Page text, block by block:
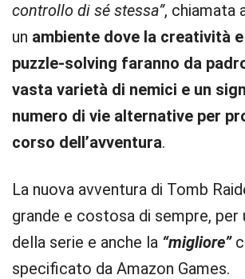
controllo di sé stessa”, chiamata
un ambiente dove la creatività
puzzle-solving faranno da
vasta varietà di nemici e un
numero di vie alternative per
corso dell’avventura.
La nuova avventura di Tomb
grande e costosa di sempre, per
della serie e anche la “migliore”
specificato da Amazon Games.